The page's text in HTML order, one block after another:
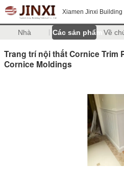
Xiamen Jinxi Building
Nhà Các sản phẩm Về
Trang trí nội thất Cornice Trim
Cornice Moldings